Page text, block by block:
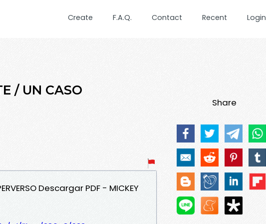
Create F.A.Q. Contact Recent Login
/ UN CASO
Descargar PDF - MICKEY
Share